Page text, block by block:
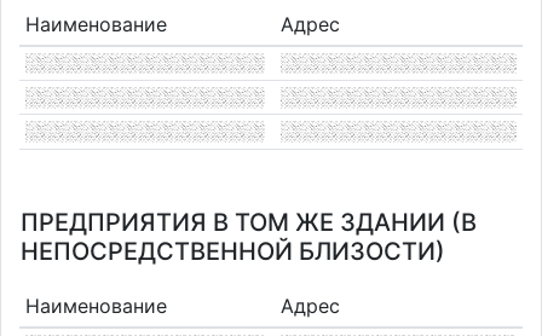
Наименование Адрес
ПРЕДПРИЯТИЯ В ТОМ ЖЕ ЗДАНИИ (В
НЕПОСРЕДСТВЕННОЙ БЛИЗОСТИ)
Наименование Адрес